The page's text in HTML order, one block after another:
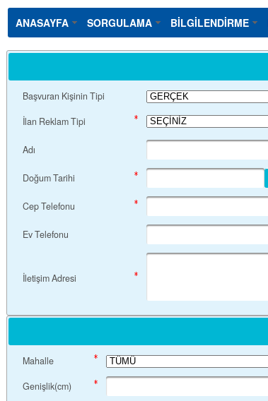
ANASAYFA SORGULAMA BİLGİLENDİRME
Başvuran Kişinin Tipi
İlan Reklam Tipi
Adı
Doğum Tarihi
Cep Telefonu
Ev Telefonu
İletişim Adresi
Mahalle
Genişlik(cm)